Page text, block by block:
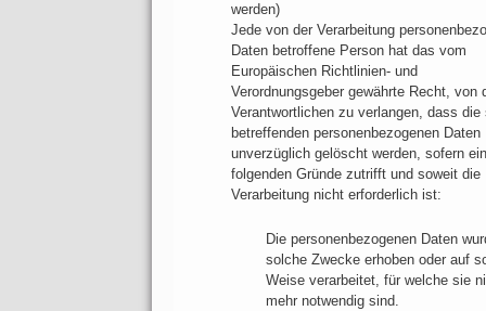
werden)
Jede von der Verarbeitung
Daten betroffene Person hat das vom
Europäischen Richtlinien- und
Verordnungsgeber gewährte Recht, von
Verantwortlichen zu verlangen, dass die
betreffenden personenbezogenen Daten
unverzüglich gelöscht werden, sofern
folgenden Gründe zutrifft und soweit die
Verarbeitung nicht erforderlich ist:
Die personenbezogenen Daten
solche Zwecke erhoben oder auf
Weise verarbeitet, für welche sie
mehr notwendig sind.